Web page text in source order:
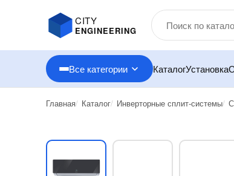
CITY
ENGINEERING
Все категории КаталогУстановка
Главная Каталог Инверторные сплит-системы